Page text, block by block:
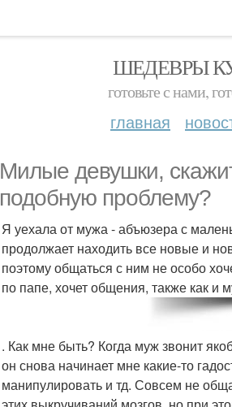
ШЕДЕВРЫ
готовьте с нами,
главная
Милые девушки,
подобную проблему?
Я уехала от мужа - абъюзера с
продолжает находить все новые и
поэтому общаться с ним не особо
по папе, хочет общения, также как
. Как мне быть? Когда муж звонит
он снова начинает мне какие-то
манипулировать и тд. Совсем не